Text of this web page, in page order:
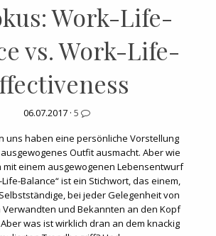
Work-Life-
vs. Work-Life-
06.07.2017 · 5
uns haben eine persönliche Vorstellung
Outfit ausmacht. Aber wie
mit einem ausgewogenen Lebensentwurf
Life-Balance“ ist ein Stichwort, das einem,
bei jeder Gelegenheit von
und Bekannten an den Kopf
was ist wirklich dran an dem knackig